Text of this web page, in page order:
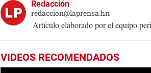
Redacción
redaccion@laprensa.hn
Artículo elaborado por el equipo
VIDEOS RECOMENDADOS